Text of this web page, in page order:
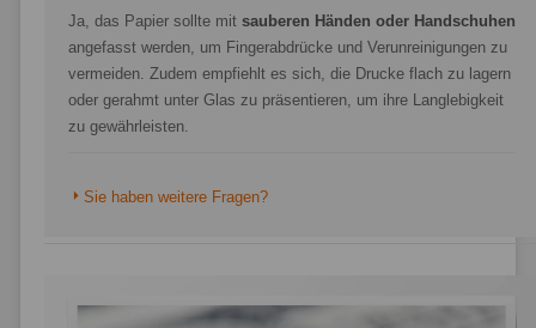
Ja, das Papier sollte mit sauberen Händen oder Handschuhen
angefasst werden, um Fingerabdrücke und Verunreinigungen zu
vermeiden. Zudem empfiehlt es sich, die Drucke flach zu lagern
oder gerahmt unter Glas zu präsentieren, um ihre Langlebigkeit
zu gewährleisten.
Sie haben weitere Fragen?